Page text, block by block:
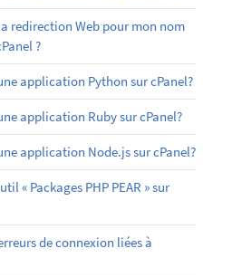
redirection Web pour mon nom
?
application Python sur cPanel?
application Ruby sur cPanel?
application Node.js sur cPanel?
« Packages PHP PEAR » sur
de connexion liées à